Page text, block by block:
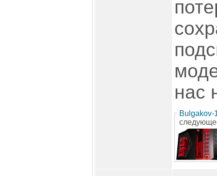
нас
Bulgakov-